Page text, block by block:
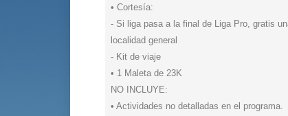
• Cortesía:
- Si liga pasa a la final de Liga Pro, gratis
localidad general
- Kit de viaje
• 1 Maleta de 23K
NO INCLUYE:
• Actividades no detalladas en el programa.